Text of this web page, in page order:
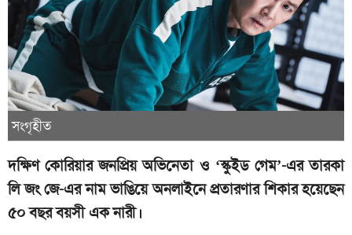
সংগৃহীত
দক্ষিণ কোরিয়ার জনপ্রিয় অভিনেতা ও ‘স্কুইড গেম’-এর তারকা
লি জং জে-এর নাম ভাঙিয়ে অনলাইনে প্রতারণার শিকার হয়েছেন
৫০ বছর বয়সী এক নারী।